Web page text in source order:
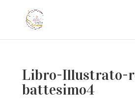
Libro-Illustrato-
battesimo4